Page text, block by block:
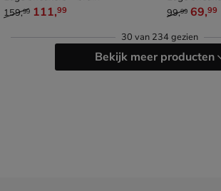
van € 159,99 voor € 111,99
159,99 111,99 van €
99,99 69,99
30 van 234 gezien
Bekijk meer producten